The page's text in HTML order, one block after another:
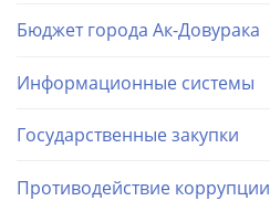
Бюджет города Ак-Довурака
Информационные системы
Государственные закупки
Противодействие коррупции